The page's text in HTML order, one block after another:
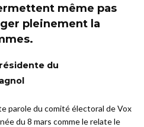
même pas
pleinement la
du
parole du comité électoral de Vox
du 8 mars comme le relate le